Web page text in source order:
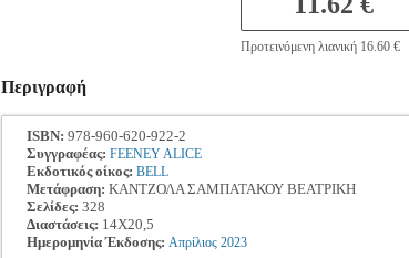
Προτεινόμενη λιανική 16.60 €
Περιγραφή
ISBN: 978-960-620-922-2
Συγγραφέας: FEENEY ALICE
Εκδοτικός οίκος: BELL
Μετάφραση: ΚΑΝΤΖΟΛΑ ΣΑΜΠΑΤΑΚΟΥ ΒΕΑΤΡΙΚΗ
Σελίδες: 328
Διαστάσεις: 14Χ20,5
Ημερομηνία Έκδοσης: Απρίλιος 2023